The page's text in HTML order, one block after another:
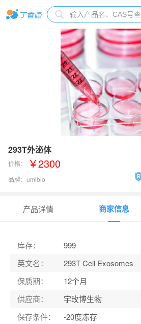
293T外泌体
价格： ￥2300
品牌： umibio
产品详情 商家信息
库存：
999
英文名：
293T Cell Exosomes
保质期：
12个月
供应商：
宇玫博生物
保存条件：
-20度冻存